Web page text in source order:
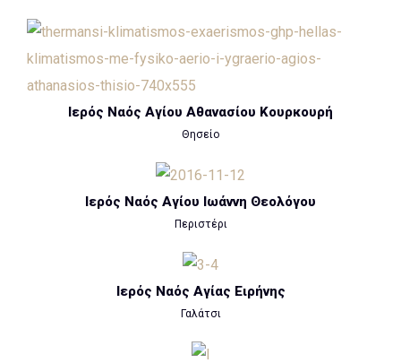
Ιερός Ναός Αγίου Αθανασίου Κουρκουρή
Θησείο
Ιερός Ναός Αγίου Ιωάννη Θεολόγου
Περιστέρι
Ιερός Ναός Αγίας Ειρήνης
Γαλάτσι